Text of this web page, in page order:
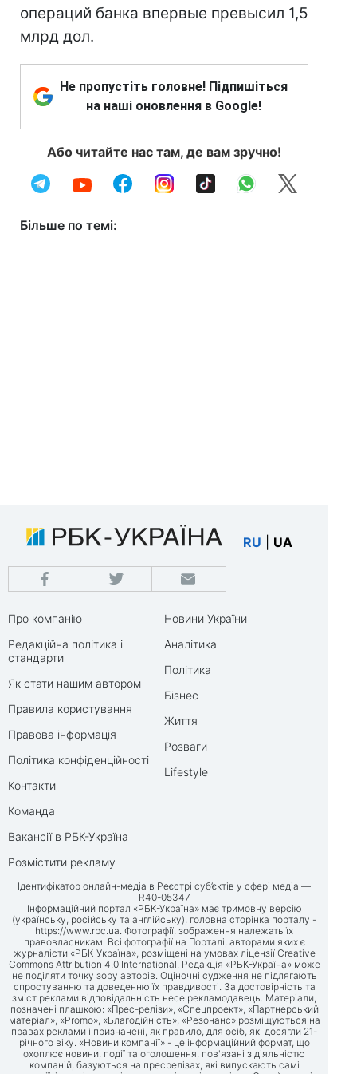
операций банка впервые превысил 1,5
млрд дол.
Не пропустіть головне! Підпишіться
на наші оновлення в Google!
Або читайте нас там, де вам зручно!
Більше по темі:
RU UA
Про компанію
Редакційна політика і
стандарти
Як стати нашим автором
Правила користування
Правова інформація
Політика конфіденційності
Контакти
Команда
Вакансії в РБК-Україна
Розмістити рекламу
Новини України
Аналітика
Політика
Бізнес
Життя
Розваги
Lifestyle
Ідентифікатор онлайн-медіа в Реєстрі суб’єктів у сфері медіа —
R40-05347
Інформаційний портал «РБК-Україна» має тримовну версію
(українську, російську та англійську), головна сторінка порталу -
https://www.rbc.ua. Фотографії, зображення належать їх
правовласникам. Всі фотографії на Порталі, авторами яких є
журналісти «РБК-Україна», розміщені на умовах ліцензії Creative
Commons Attribution 4.0 International. Редакція «РБК-Україна» може
не поділяти точку зору авторів. Оціночні судження не підлягають
спростуванню та доведенню їх правдивості. За достовірність та
зміст реклами відповідальність несе рекламодавець. Матеріали,
позначені плашкою: «Прес-релізи», «Спецпроект», «Партнерський
матеріал», «Promo», «Благодійність», «Резонанс» розміщуються на
правах реклами і призначені, як правило, для осіб, які досягли 21-
річного віку. «Новини компанії» - це інформаційний формат, що
охоплює новини, події та оголошення, пов'язані з діяльністю
компаній, базуються на пресрелізах, які випускають самі